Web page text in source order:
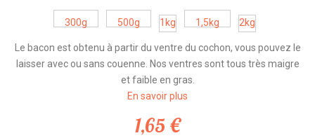
300g 500g 1kg 1,5kg 2kg
Le bacon est obtenu à partir du ventre du cochon, vous pouvez le
laisser avec ou sans couenne. Nos ventres sont tous très maigre
et faible en gras.
En savoir plus
1,65 €